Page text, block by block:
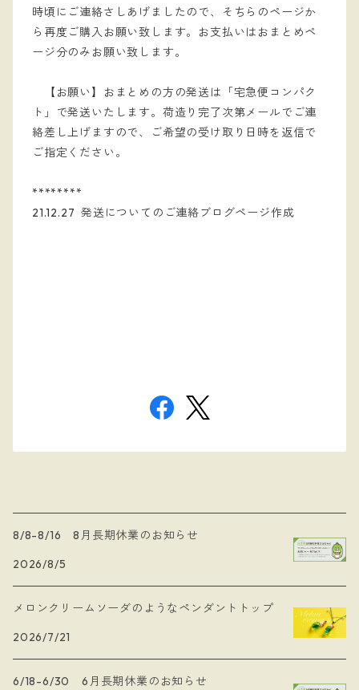
時頃にご連絡さしあげましたので、そちらのページか
ら再度ご購入お願い致します。お支払いはおまとめペ
ージ分のみお願い致します。
【お願い】おまとめの方の発送は「宅急便コンパク
ト」で発送いたします。荷造り完了次第メールでご連
絡差し上げますので、ご希望の受け取り日時を返信で
ご指定ください。
********
21.12.27  発送についてのご連絡ブログページ作成
8/8-8/16 8月長期休業のお知らせ
2026/8/5
メロンクリームソーダのようなペンダントトップ
2026/7/21
6/18-6/30 6月長期休業のお知らせ